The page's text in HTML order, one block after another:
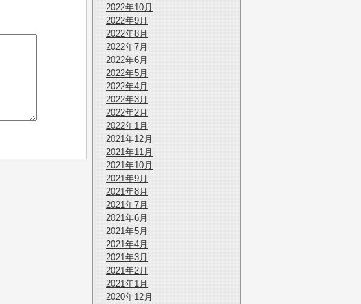
2022年10月
2022年9月
2022年8月
2022年7月
2022年6月
2022年5月
2022年4月
2022年3月
2022年2月
2022年1月
2021年12月
2021年11月
2021年10月
2021年9月
2021年8月
2021年7月
2021年6月
2021年5月
2021年4月
2021年3月
2021年2月
2021年1月
2020年12月